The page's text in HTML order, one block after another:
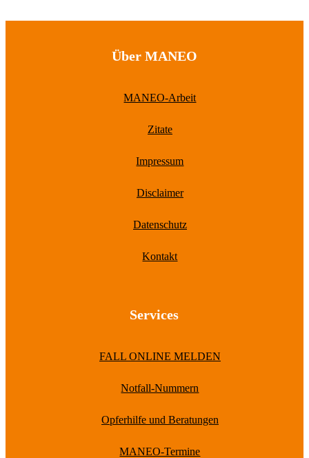
Über MANEO
MANEO-Arbeit
Zitate
Impressum
Disclaimer
Datenschutz
Kontakt
Services
FALL ONLINE MELDEN
Notfall-Nummern
Opferhilfe und Beratungen
MANEO-Termine